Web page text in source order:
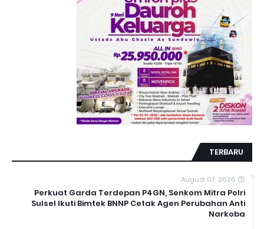
TERBARU
August 07, 2026
Perkuat Garda Terdepan P4GN, Senkom Mitra Polri
Sulsel Ikuti Bimtek BNNP Cetak Agen Perubahan Anti
Narkoba